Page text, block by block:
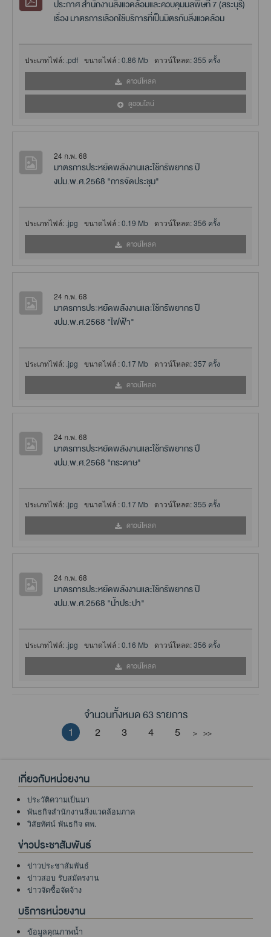
ประกาศ สำนักงานสิ่งแวดล้อมและควบคุมมลพิษที่ 7 (สระบุรี)
เรื่อง มาตรการเลือกใช้บริการที่เป็นมิตรกับสิ่งแวดล้อม
ประเภทไฟล์: .pdf ขนาดไฟล์ :0.86 Mb ดาวน์โหลด:355 ครั้ง
ดาวน์โหลด
ดูออนไลน์
24 ก.พ. 68
มาตรการประหยัดพลังงานและใช้ทรัพยากร ปี
งปม.พ.ศ.2568 "การจัดประชุม"
ประเภทไฟล์: .jpg ขนาดไฟล์ :0.19 Mb ดาวน์โหลด:356 ครั้ง
ดาวน์โหลด
24 ก.พ. 68
มาตรการประหยัดพลังงานและใช้ทรัพยากร ปี
งปม.พ.ศ.2568 "ไฟฟ้า"
ประเภทไฟล์: .jpg ขนาดไฟล์ :0.17 Mb ดาวน์โหลด:357 ครั้ง
ดาวน์โหลด
24 ก.พ. 68
มาตรการประหยัดพลังงานและใช้ทรัพยากร ปี
งปม.พ.ศ.2568 "กระดาษ"
ประเภทไฟล์: .jpg ขนาดไฟล์ :0.17 Mb ดาวน์โหลด:355 ครั้ง
ดาวน์โหลด
24 ก.พ. 68
มาตรการประหยัดพลังงานและใช้ทรัพยากร ปี
งปม.พ.ศ.2568 "น้ำประปา"
ประเภทไฟล์: .jpg ขนาดไฟล์ :0.16 Mb ดาวน์โหลด:356 ครั้ง
ดาวน์โหลด
จำนวนทั้งหมด 63 รายการ
1
2 3 4 5 > >>
เกี่ยวกับหน่วยงาน
ประวัติความเป็นมา
พันธกิจสำนักงานสิ่งแวดล้อมภาค
วิสัยทัศน์ พันธกิจ คพ.
ข่าวประชาสัมพันธ์
ข่าวประชาสัมพันธ์
ข่าวสอบ รับสมัครงาน
ข่าวจัดซื้อจัดจ้าง
บริการหน่วยงาน
ข้อมูลคุณภาพน้ำ